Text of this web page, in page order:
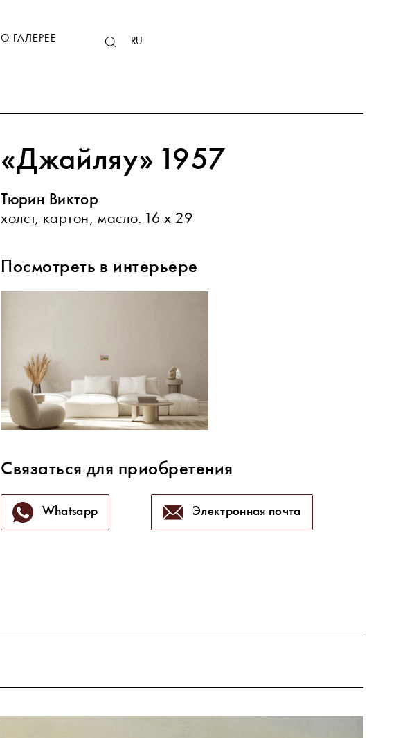
О ГАЛЕРЕЕ RU
EN
«Джайляу» 1957
Тюрин Виктор
холст, картон, масло. 16 х 29
Посмотреть в интерьере
Связаться для приобретения
Whatsapp Электронная почта